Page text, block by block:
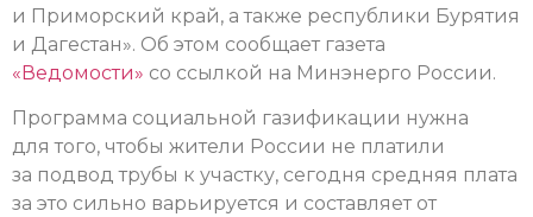
и Приморский край, а также республики Бурятия
и Дагестан». Об этом сообщает газета
«Ведомости» со ссылкой на Минэнерго России.
Программа социальной газификации нужна
для того, чтобы жители России не платили
за подвод трубы к участку, сегодня средняя плата
за это сильно варьируется и составляет от